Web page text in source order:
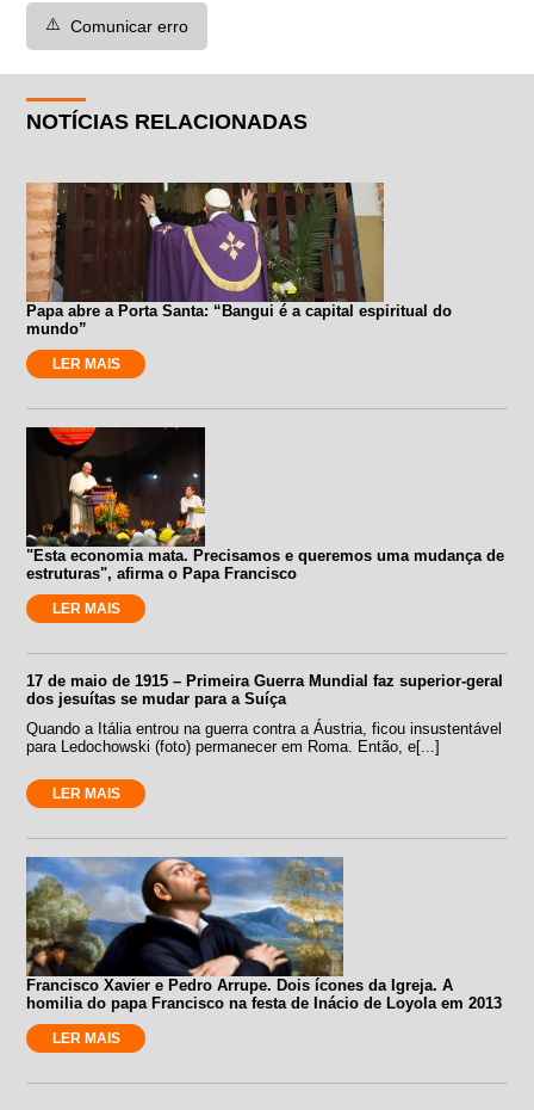
⚠️ Comunicar erro
NOTÍCIAS RELACIONADAS
Papa abre a Porta Santa: “Bangui é a capital espiritual do
mundo”
LER MAIS
"Esta economia mata. Precisamos e queremos uma mudança de
estruturas", afirma o Papa Francisco
LER MAIS
17 de maio de 1915 – Primeira Guerra Mundial faz superior-geral
dos jesuítas se mudar para a Suíça
Quando a Itália entrou na guerra contra a Áustria, ficou insustentável
para Ledochowski (foto) permanecer em Roma. Então, e[...]
LER MAIS
Francisco Xavier e Pedro Arrupe. Dois ícones da Igreja. A
homilia do papa Francisco na festa de Inácio de Loyola em 2013
LER MAIS